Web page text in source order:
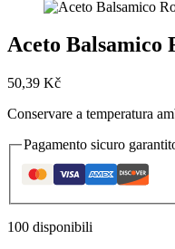
Aceto Balsamico
50,39 Kč
Conservare a temperatura
Pagamento sicuro
100 disponibili